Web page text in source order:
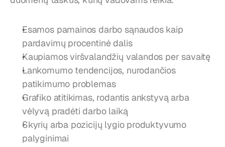
Esamos pamainos darbo sąnaudos kaip
pardavimų procentinė dalis
Kaupiamos viršvalandžių valandos per savaitę
Lankomumo tendencijos, nurodančios
patikimumo problemas
Grafiko atitikimas, rodantis ankstyvą arba
vėlyvą pradėti darbo laiką
Skyrių arba pozicijų lygio produktyvumo
palyginimai